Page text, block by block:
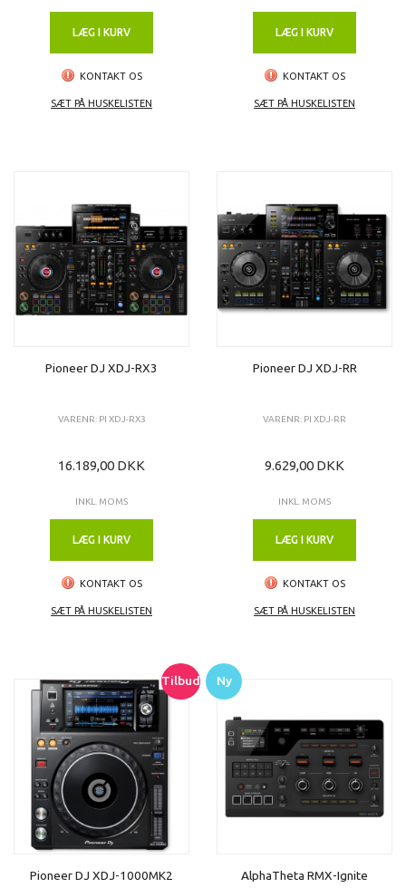
LÆG I KURV
KONTAKT OS
SÆT PÅ HUSKELISTEN
LÆG I KURV
KONTAKT OS
SÆT PÅ HUSKELISTEN
Pioneer DJ XDJ-RX3
VARENR: PI XDJ-RX3
16.189,00 DKK
INKL. MOMS
LÆG I KURV
KONTAKT OS
SÆT PÅ HUSKELISTEN
Pioneer DJ XDJ-RR
VARENR: PI XDJ-RR
9.629,00 DKK
INKL. MOMS
LÆG I KURV
KONTAKT OS
SÆT PÅ HUSKELISTEN
Pioneer DJ XDJ-1000MK2
Tilbud
AlphaTheta RMX-Ignite
Ny